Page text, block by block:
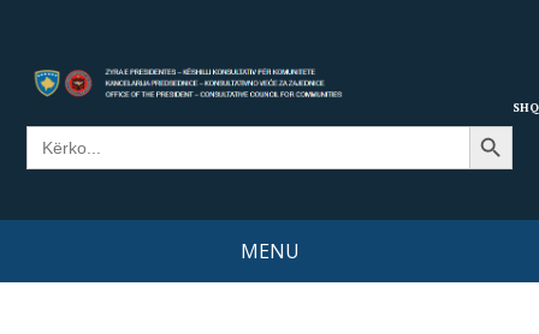
Search
for:
Search Button
MENU